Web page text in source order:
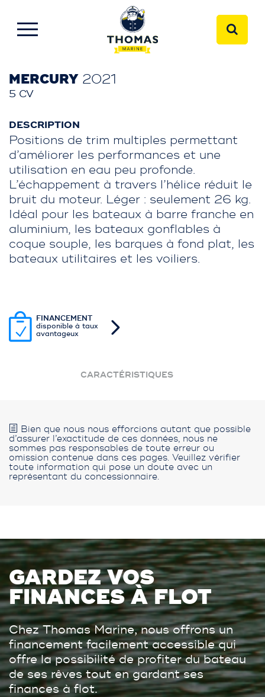
MERCURY 2021
5 CV
DESCRIPTION
Positions de trim multiples permettant
d’améliorer les performances et une
utilisation en eau peu profonde.
L’échappement à travers l’hélice réduit le
bruit du moteur. Léger : seulement 26 kg.
Idéal pour les bateaux à barre franche en
aluminium, les bateaux gonflables à
coque souple, les barques à fond plat, les
bateaux utilitaires et les voiliers.
FINANCEMENT
disponible à taux
avantageux
CARACTÉRISTIQUES
Bien que nous nous efforcions autant que possible
d’assurer l’exactitude de ces données, nous ne
sommes pas responsables de toute erreur ou
omission contenue dans ces pages. Veuillez vérifier
toute information qui pose un doute avec un
représentant du concessionnaire.
GARDEZ VOS
FINANCES À FLOT
Chez Thomas Marine, nous offrons un
financement facilement accessible qui
offre la possibilité de profiter du bateau
de ses rêves tout en gardant ses
finances à flot.